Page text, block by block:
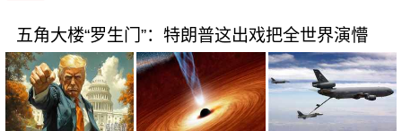
五角大楼“罗生门”：特朗普这出戏把全世界演懵